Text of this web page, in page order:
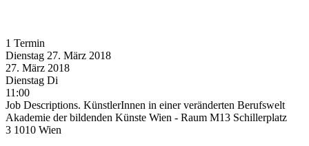
1 Termin
Dienstag 27. März 2018
27. März 2018
Dienstag Di
11:00
Job Descriptions. KünstlerInnen in einer veränderten Berufswelt
Akademie der bildenden Künste Wien - Raum M13 Schillerplatz
3 1010 Wien